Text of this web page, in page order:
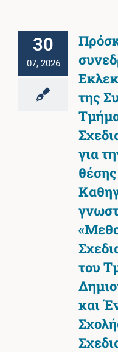
30
07, 2026
της
για
του
και